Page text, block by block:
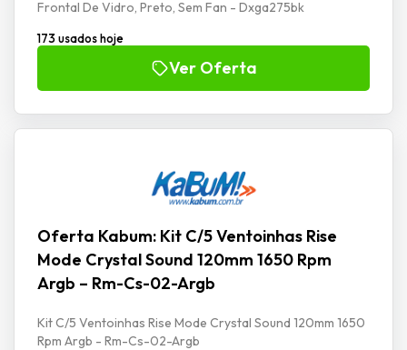
Frontal De Vidro, Preto, Sem Fan - Dxga275bk
173 usados hoje
Ver Oferta
Oferta Kabum: Kit C/5 Ventoinhas Rise
Mode Crystal Sound 120mm 1650 Rpm
Argb – Rm-Cs-02-Argb
Kit C/5 Ventoinhas Rise Mode Crystal Sound 120mm 1650
Rpm Argb - Rm-Cs-02-Argb